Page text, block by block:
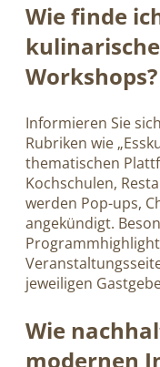
Wie finde
Workshops?
Informieren Sie
Rubriken wie
thematischen
Kochschulen,
werden Pop-ups,
angekündigt.
jeweiligen
Wie
modernen